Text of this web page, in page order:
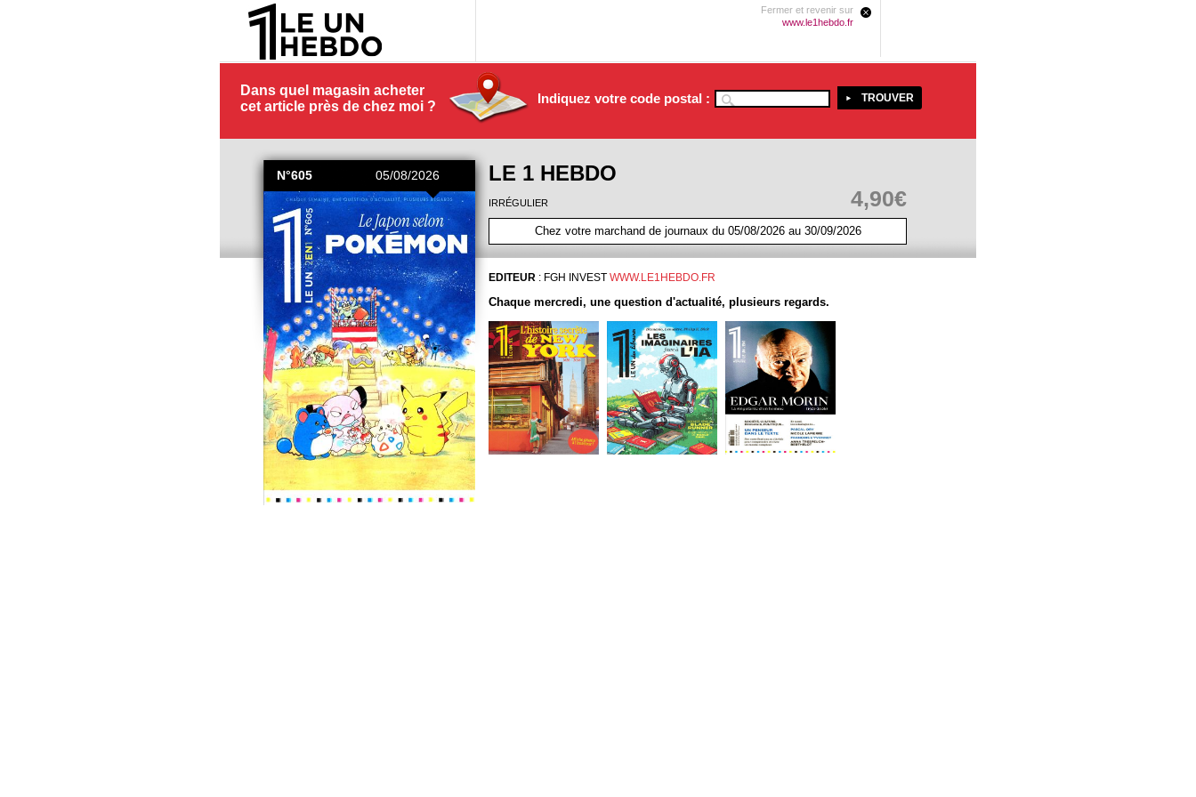
Fermer et revenir sur
www.le1hebdo.fr
Dans quel magasin acheter
cet article près de chez moi ?
Indiquez votre code postal :
N°605 05/08/2026 LE 1 HEBDO
IRRÉGULIER 4,90€
Chez votre marchand de journaux du 05/08/2026 au 30/09/2026
EDITEUR : FGH INVEST WWW.LE1HEBDO.FR
Chaque mercredi, une question d'actualité, plusieurs regards.